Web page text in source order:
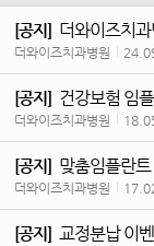
[공지] 더와이즈치
더와이즈치과병원
[공지] 건강보험 임
더와이즈치과병원
[공지] 맞춤임플란
더와이즈치과병원
[공지] 교정분납 이